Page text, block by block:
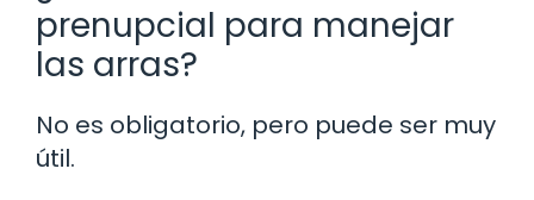
prenupcial para manejar
las arras?
No es obligatorio, pero puede ser muy
útil.